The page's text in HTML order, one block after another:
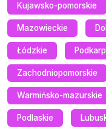
Kujawsko-pomorskie
Mazowieckie
Łódzkie
Zachodniopomorskie
Warmińsko-mazurskie
Podlaskie